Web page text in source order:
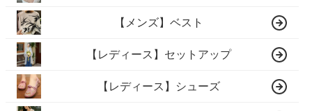
【メンズ】ベスト
【レディース】セットアップ
【レディース】シューズ